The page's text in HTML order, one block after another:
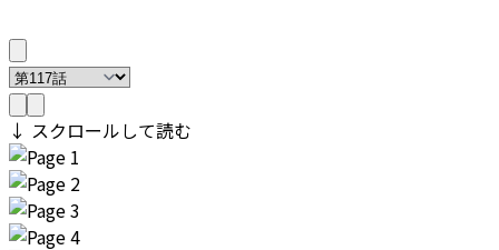
↓ スクロールして読む